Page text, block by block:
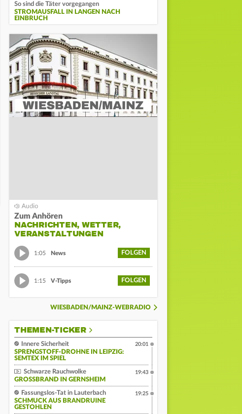
So sind die Täter vorgegangen
STROMAUSFALL IN LANGEN NACH
EINBRUCH
Zum Anhören
NACHRICHTEN, WETTER,
VERANSTALTUNGEN
1:05 News FOLGEN
1:15 V-Tipps FOLGEN
WIESBADEN/MAINZ-WEBRADIO
THEMEN-TICKER
Innere Sicherheit
SPRENGSTOFF-DROHNE IN LEIPZIG:
SEMTEX IM SPIEL
20:01
Schwarze Rauchwolke
GROSSBRAND IN GERNSHEIM
19:43
Fassungslos-Tat in Lauterbach
SCHMUCK AUS BRANDRUINE
GESTOHLEN
19:25